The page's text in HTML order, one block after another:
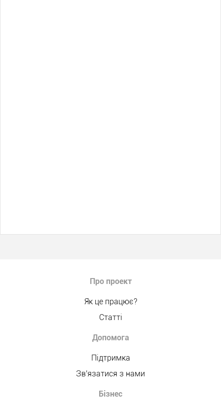
Про проект
Як це працює?
Статті
Допомога
Підтримка
Зв'язатися з нами
Бізнес